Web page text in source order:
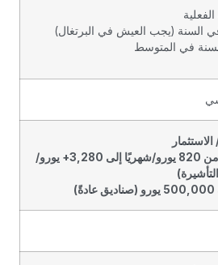
إثبات الدخل (من 820 يورو/شهريًا إلى 3,280+ يورو/